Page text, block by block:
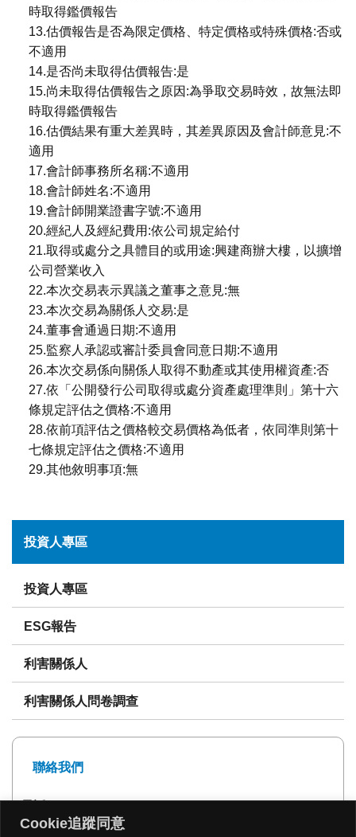
Cookie追蹤同意
投資人專區
投資人專區
ESG報告
利害關係人
利害關係人問卷調查
聯絡我們
電話: 02-27239999
傳真: 02-27293399
時取得鑑價報告
13.估價報告是否為限定價格、特定價格或特殊價格:否或
不適用
14.是否尚未取得估價報告:是
15.尚未取得估價報告之原因:為爭取交易時效，故無法即
時取得鑑價報告
16.估價結果有重大差異時，其差異原因及會計師意見:不
適用
17.會計師事務所名稱:不適用
18.會計師姓名:不適用
19.會計師開業證書字號:不適用
20.經紀人及經紀費用:依公司規定給付
21.取得或處分之具體目的或用途:興建商辦大樓，以擴增
公司營業收入
22.本次交易表示異議之董事之意見:無
23.本次交易為關係人交易:是
24.董事會通過日期:不適用
25.監察人承認或審計委員會同意日期:不適用
26.本次交易係向關係人取得不動產或其使用權資產:否
27.依「公開發行公司取得或處分資產處理準則」第十六
條規定評估之價格:不適用
28.依前項評估之價格較交易價格為低者，依同準則第十
七條規定評估之價格:不適用
29.其他敘明事項:無